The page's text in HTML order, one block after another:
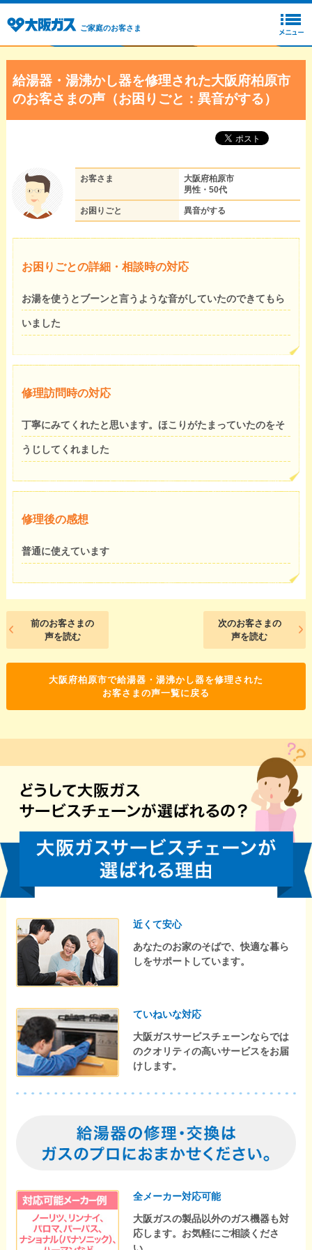
ご家庭のお客さま
給湯器・湯沸かし器を修理された大阪府柏原市
のお客さまの声（お困りごと：異音がする）
お客さま
大阪府柏原市
男性・50代
お困りごと 異音がする
お困りごとの詳細・相談時の対応
お湯を使うとブーンと言うような音がしていたのできてもら
いました
修理訪問時の対応
丁寧にみてくれたと思います。ほこりがたまっていたのをそ
うじしてくれました
修理後の感想
普通に使えています
前のお客さまの
声を読む
次のお客さまの
声を読む
大阪府柏原市で給湯器・湯沸かし器を修理された
お客さまの声一覧に戻る
近くて安心
あなたのお家のそばで、快適な暮ら
しをサポートしています。
ていねいな対応
大阪ガスサービスチェーンならでは
のクオリティの高いサービスをお届
けします。
全メーカー対応可能
大阪ガスの製品以外のガス機器も対
応します。お気軽にご相談くださ